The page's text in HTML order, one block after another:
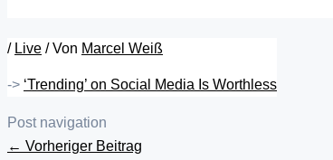
/ Live / Von Marcel Weiß
-> ‘Trending’ on Social Media Is Worthless
Post navigation
← Vorheriger Beitrag